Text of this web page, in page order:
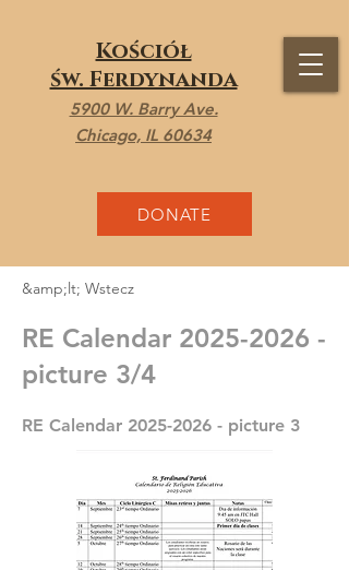
Kościół
św. Ferdynanda
5900 W. Barry Ave.
Chicago, IL 60634
DONATE
&amp;lt; Wstecz
RE Calendar 2025-2026 -
picture 3/4
RE Calendar 2025-2026 - picture 3